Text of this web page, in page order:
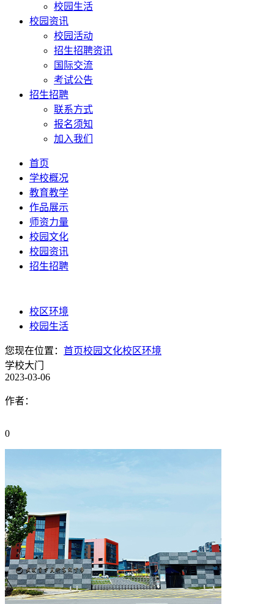
校园生活
校园资讯
校园活动
招生招聘资讯
国际交流
考试公告
招生招聘
联系方式
报名须知
加入我们
首页
学校概况
教育教学
作品展示
师资力量
校园文化
校园资讯
招生招聘
校区环境
校园生活
您现在位置： 首页校园文化校区环境
学校大门
2023-03-06
作者：
0